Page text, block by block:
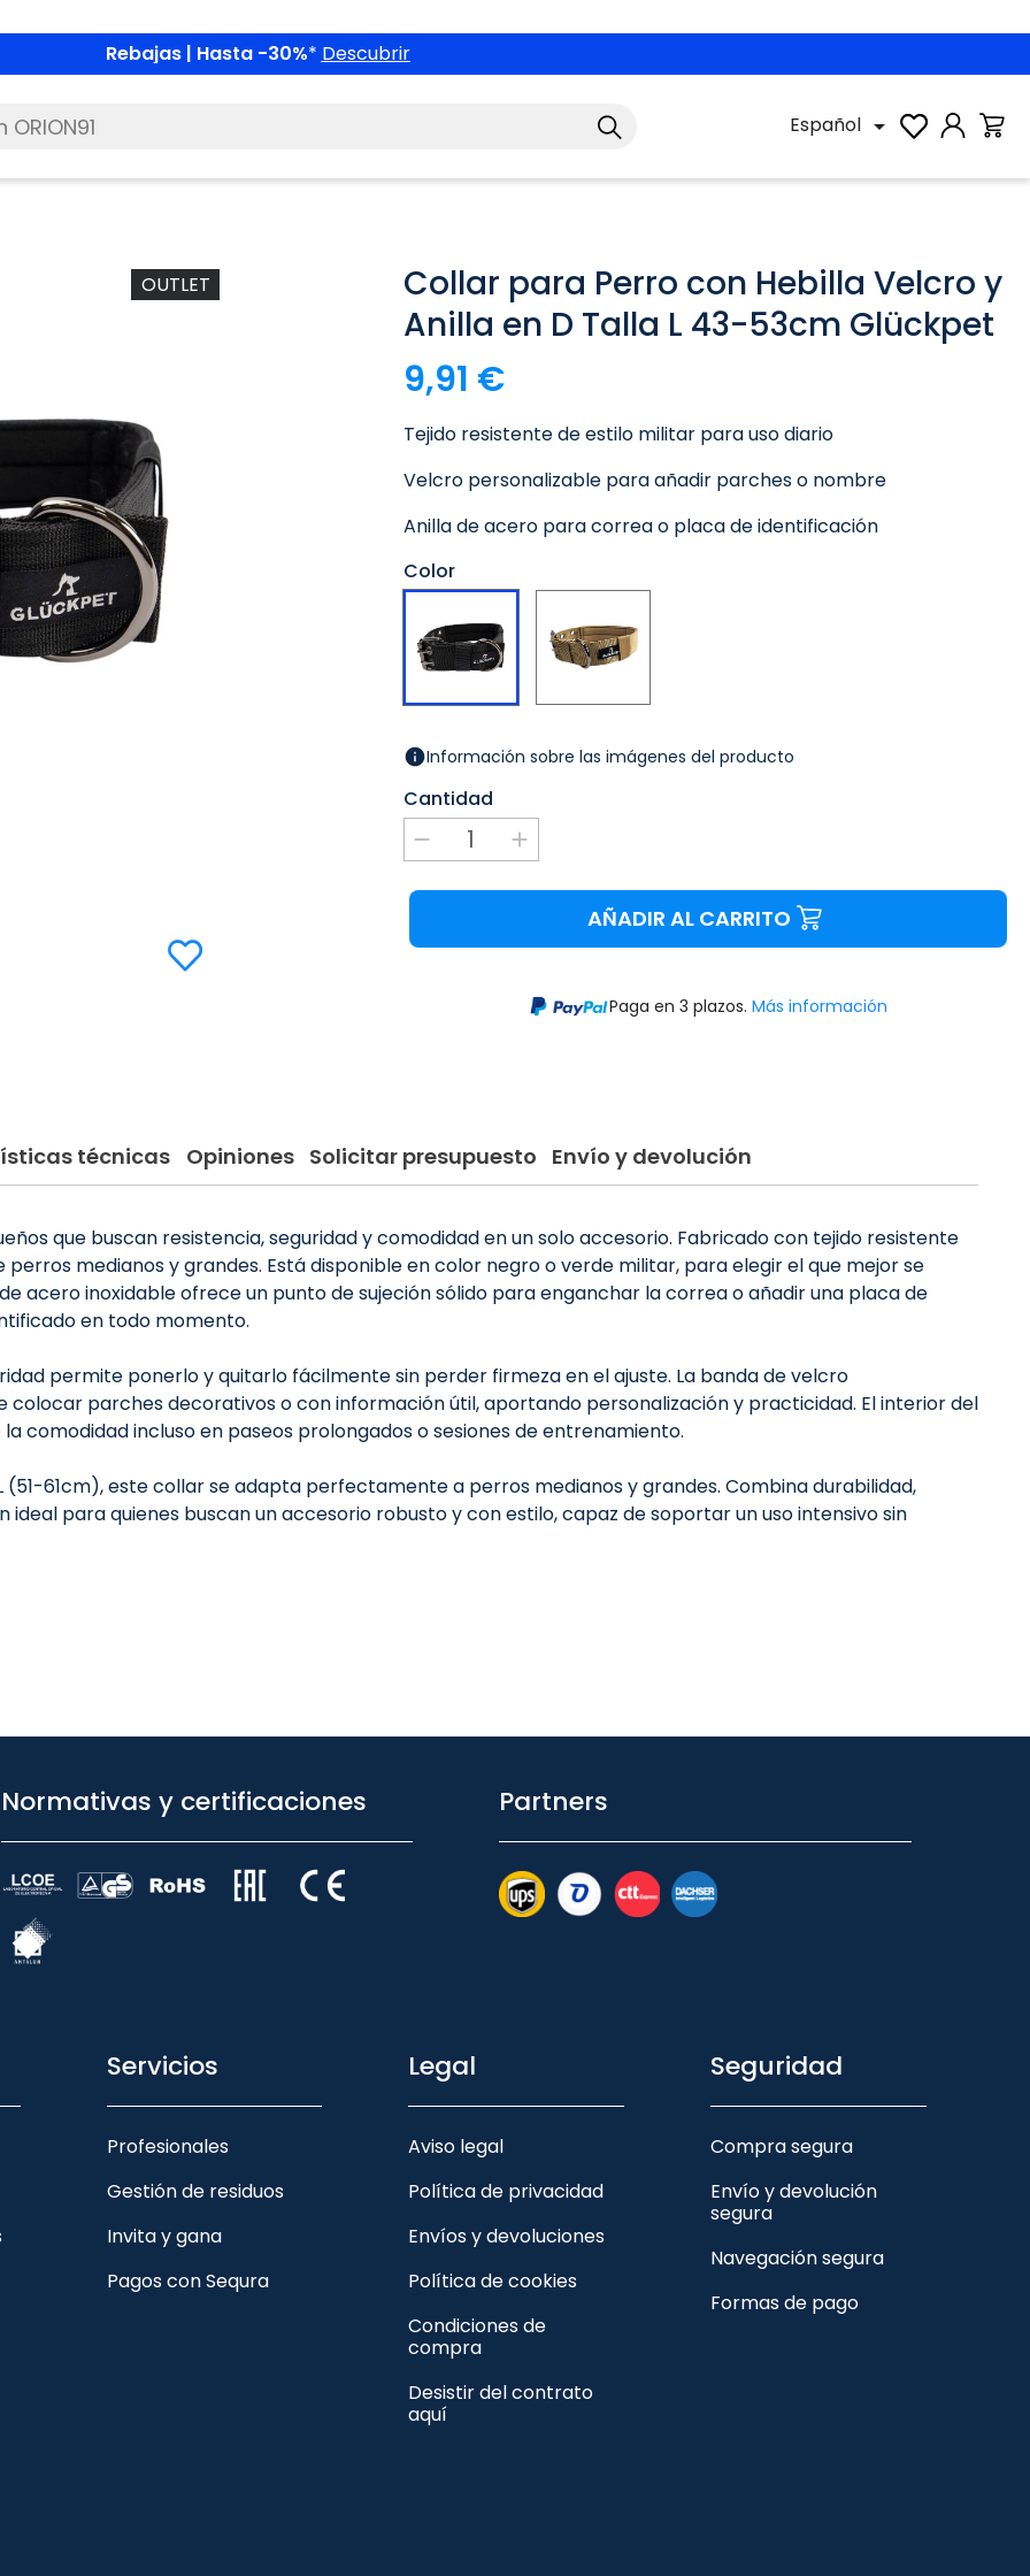
Rebajas | Hasta -30%* Descubrir
Español 
OUTLET
Collar para Perro con Hebilla Velcro y
Anilla en D Talla L 43-53cm Glückpet
9,91 €
Tejido resistente de estilo militar para uso diario
Velcro personalizable para añadir parches o nombre
Anilla de acero para correa o placa de identificación
Color
Negro Verde
Información sobre las imágenes del producto
Cantidad
AÑADIR AL CARRITO
Paga en 3 plazos. Más información
técnicas Opiniones Solicitar presupuesto Envío y devolución
que buscan resistencia, seguridad y comodidad en un solo accesorio. Fabricado con tejido resistente
medianos y grandes. Está disponible en color negro o verde militar, para elegir el que mejor se
acero inoxidable ofrece un punto de sujeción sólido para enganchar la correa o añadir una placa de
en todo momento.
permite ponerlo y quitarlo fácilmente sin perder firmeza en el ajuste. La banda de velcro
colocar parches decorativos o con información útil, aportando personalización y practicidad. El interior del
comodidad incluso en paseos prolongados o sesiones de entrenamiento.
61cm), este collar se adapta perfectamente a perros medianos y grandes. Combina durabilidad,
para quienes buscan un accesorio robusto y con estilo, capaz de soportar un uso intensivo sin
Normativas y certificaciones Partners
Servicios
Profesionales
Gestión de residuos
Invita y gana
Pagos con Sequra
Legal
Aviso legal
Política de privacidad
Envíos y devoluciones
Política de cookies
Condiciones de
compra
Desistir del contrato
aquí
Seguridad
Compra segura
Envío y devolución
segura
Navegación segura
Formas de pago